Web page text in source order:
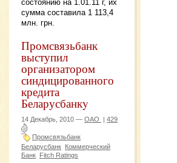
состоянию на 1.01.11 г, их
сумма составила 1 113,4
млн. грн.
Промсвязьбанк
выступил
организатором
синдицированного
кредита
Беларусбанкy
14 Декабрь, 2010 — ОАО 429
Промсвязьбанк
Беларусбанк
Коммерческий
Банк
Fitch Ratings